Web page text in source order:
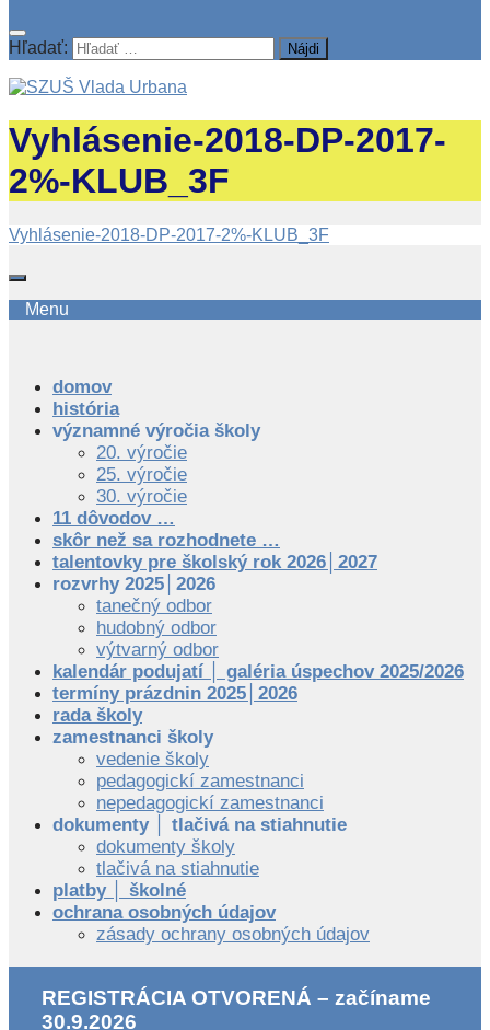
Hľadať:
Vyhlásenie-2018-DP-2017-
2%-KLUB_3F
Vyhlásenie-2018-DP-2017-2%-KLUB_3F
Menu
domov
história
významné výročia školy
20. výročie
25. výročie
30. výročie
11 dôvodov …
skôr než sa rozhodnete …
talentovky pre školský rok 2026│2027
rozvrhy 2025│2026
tanečný odbor
hudobný odbor
výtvarný odbor
kalendár podujatí │ galéria úspechov 2025/2026
termíny prázdnin 2025│2026
rada školy
zamestnanci školy
vedenie školy
pedagogickí zamestnanci
nepedagogickí zamestnanci
dokumenty │ tlačivá na stiahnutie
dokumenty školy
tlačivá na stiahnutie
platby │ školné
ochrana osobných údajov
zásady ochrany osobných údajov
REGISTRÁCIA OTVORENÁ – začíname
30.9.2026